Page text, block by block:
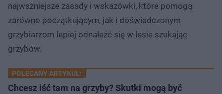
najważniejsze zasady i wskazówki, które pomogą
zarówno początkującym, jak i doświadczonym
grzybiarzom lepiej odnaleźć się w lesie szukając
grzybów.
POLECANY ARTYKUŁ:
Chcesz iść tam na grzyby? Skutki mogą być